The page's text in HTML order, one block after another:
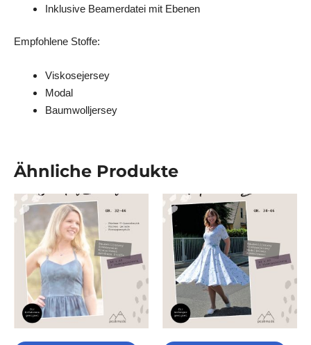
Inklusive Beamerdatei mit Ebenen
Empfohlene Stoffe:
Viskosejersey
Modal
Baumwolljersey
Ähnliche Produkte